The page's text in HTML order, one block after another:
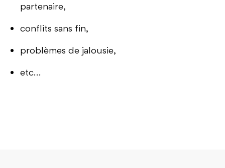
partenaire,
conflits sans fin,
problèmes de jalousie,
etc…